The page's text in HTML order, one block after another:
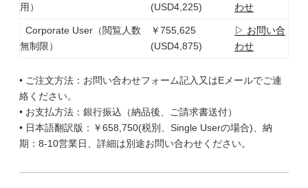
用）
(USD4,225)
わせ
Corporate User（閲覧人数
無制限）
￥755,625
(USD4,875)
▷ お問い合
わせ
• ご注文方法：お問い合わせフォーム記入又はEメールでご連
絡ください。
• お支払方法：銀行振込（納品後、ご請求書送付）
• 日本語翻訳版：￥658,750(税別、Single Userの場合)、納
期：8-10営業日、詳細は別途お問い合わせください。